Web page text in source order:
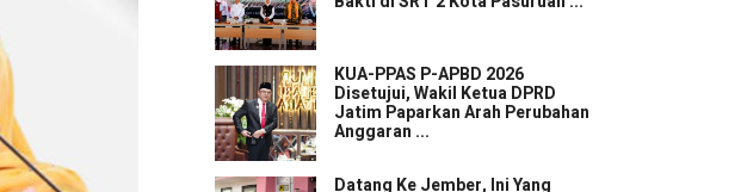
KUA-PPAS P-APBD 2026
Disetujui, Wakil Ketua DPRD
Jatim Paparkan Arah Perubahan
Anggaran ...
Datang Ke Jember, Ini Yang